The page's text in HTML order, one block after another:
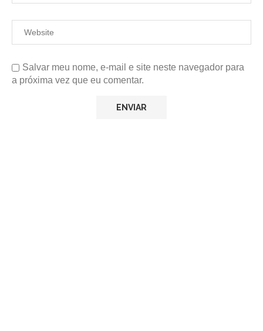
Salvar meu nome, e-mail e site neste navegador para
a próxima vez que eu comentar.